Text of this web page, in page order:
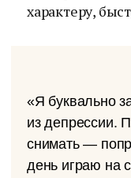
характеру,
«Я буквально
из депрессии.
снимать —
день играю на